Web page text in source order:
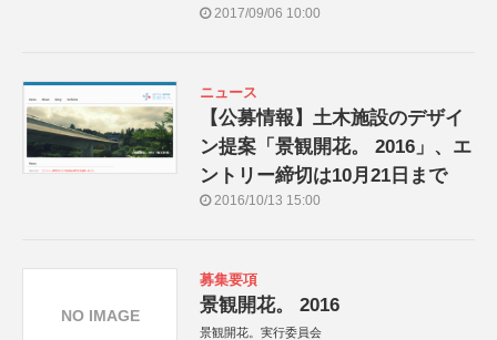
2017/09/06 10:00
ニュース
【公募情報】土木施設のデザイ
ン提案「景観開花。 2016」、エ
ントリー締切は10月21日まで
2016/10/13 15:00
募集要項
景観開花。 2016
景観開花。実行委員会
NO IMAGE